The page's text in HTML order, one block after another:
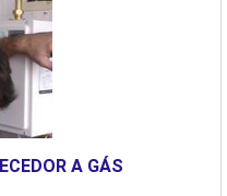
clientes, a empresa busca
mercado, e em instalações
confiança e boa cotação no
é uma empresa que tem
seriedade e qualidade que
para os parceiros..
A GÁS